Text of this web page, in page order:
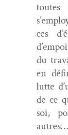
ces
du
en
lutte
de ce
soi,
autres…